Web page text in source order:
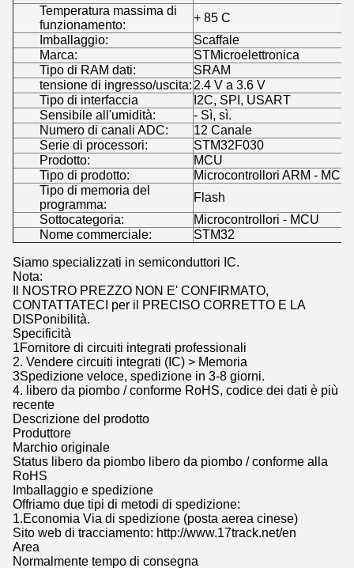
Temperatura massima di
funzionamento:
+ 85 C
Imballaggio:
Scaffale
Marca:
STMicroelettronica
Tipo di RAM dati:
SRAM
tensione di ingresso/uscita: 2.4 V a 3.6 V
Tipo di interfaccia
I2C, SPI, USART
Sensibile all'umidità:
- Sì, sì.
Numero di canali ADC:
12 Canale
Serie di processori:
STM32F030
Prodotto:
MCU
Tipo di prodotto:
Microcontrollori ARM - MCU
Tipo di memoria del
programma:
Flash
Sottocategoria:
Microcontrollori - MCU
Nome commerciale:
STM32
Siamo specializzati in semiconduttori IC.
Nota:
Il NOSTRO PREZZO NON E' CONFIRMATO,
CONTATTATECI per il PRECISO CORRETTO E LA
DISPonibilità.
Specificità
1Fornitore di circuiti integrati professionali
2. Vendere circuiti integrati (IC) > Memoria
3Spedizione veloce, spedizione in 3-8 giorni.
4. libero da piombo / conforme RoHS, codice dei dati è più
recente
Descrizione del prodotto
Produttore
Marchio originale
Status libero da piombo libero da piombo / conforme alla
RoHS
Imballaggio e spedizione
Offriamo due tipi di metodi di spedizione:
1.Economia Via di spedizione (posta aerea cinese)
Sito web di tracciamento: http://www.17track.net/en
Area
Normalmente tempo di consegna